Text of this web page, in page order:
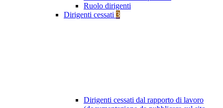
Ruolo dirigenti
Dirigenti cessati 3
Dirigenti cessati dal rapporto di lavoro